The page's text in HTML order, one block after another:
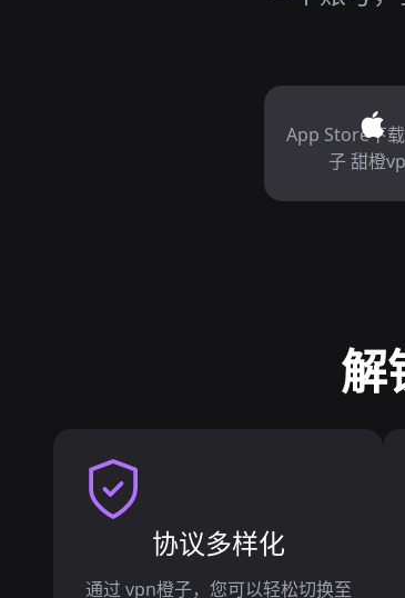
App Store下
子 甜橙
解
协议多样化
通过 vpn橙子，您可以轻松切换至